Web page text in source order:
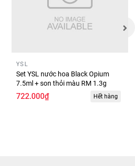
YSL
Set YSL nước hoa Black Opium
7.5ml + son thỏi màu RM 1.3g
722.000₫ Hết hàng